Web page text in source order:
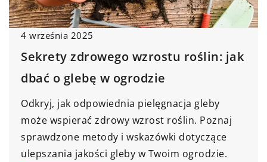
4 września 2025
Sekrety zdrowego wzrostu roślin: jak
dbać o glebę w ogrodzie
Odkryj, jak odpowiednia pielęgnacja gleby
może wspierać zdrowy wzrost roślin. Poznaj
sprawdzone metody i wskazówki dotyczące
ulepszania jakości gleby w Twoim ogrodzie.